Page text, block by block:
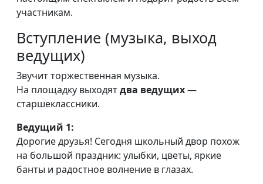
участникам.
Вступление (музыка, выход
ведущих)
Звучит торжественная музыка.
На площадку выходятдва ведущих—
старшеклассники.
Ведущий 1:
Дорогие друзья! Сегодня школьный двор похож
на большой праздник: улыбки, цветы, яркие
банты и радостное волнение в глазах.